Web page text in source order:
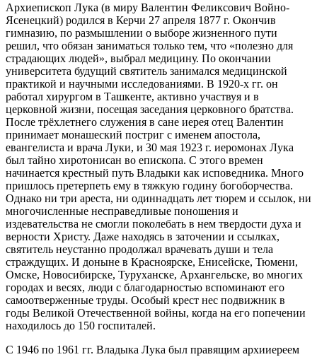
Архиепископ Лука (в миру Валентин Феликсович Войно-
Ясенецкий) родился в Керчи 27 апреля 1877 г. Окончив
гимназию, по размышлении о выборе жизненного пути
решил, что обязан заниматься только тем, что «полезно для
страдающих людей», выбрал медицину. По окончании
университета будущий святитель занимался медицинской
практикой и научными исследованиями. В 1920-х гг. он
работал хирургом в Ташкенте, активно участвуя и в
церковной жизни, посещая заседания церковного братства.
После трёхлетнего служения в сане иерея отец Валентин
принимает монашеский постриг с именем апостола,
евангелиста и врача Луки, и 30 мая 1923 г. иеромонах Лука
был тайно хиротонисан во епископа. С этого времен
начинается крестный путь Владыки как исповедника. Много
пришлось претерпеть ему в тяжкую годину богоборчества.
Однако ни три ареста, ни одиннадцать лет тюрем и ссылок, ни
многочисленные несправедливые поношения и
издевательства не смогли поколебать в нем твердости духа и
верности Христу. Даже находясь в заточении и ссылках,
святитель неустанно продолжал врачевать души и тела
страждущих. И доныне в Красноярске, Енисейске, Тюмени,
Омске, Новосибирске, Туруханске, Архангельске, во многих
городах и весях, люди с благодарностью вспоминают его
самоотверженные труды. Особый крест нес подвижник в
годы Великой Отечественной войны, когда на его попечении
находилось до 150 госпиталей.
С 1946 по 1961 гг. Владыка Лука был правящим архииереем